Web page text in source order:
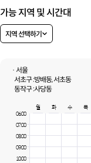
가능 지역 및 시간대
지역 선택하기
· 서울
서초구 :방배동, 서초동
동작구 :사당동
월 화 수 목
06:00
07:00
08:00
09:00
10:00